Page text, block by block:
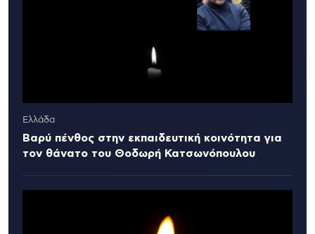
Ελλάδα
Βαρύ πένθος στην εκπαιδευτική κοινότητα για
τον θάνατο του Θοδωρή Κατσωνόπουλου